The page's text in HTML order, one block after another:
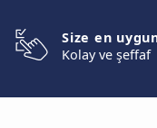
Size en
Kolay ve şeffaf